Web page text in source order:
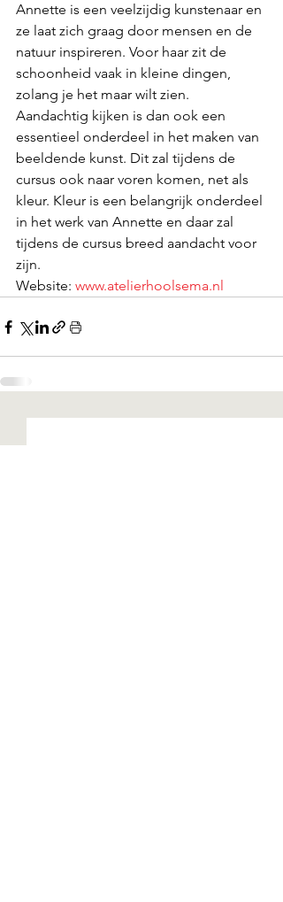
Annette is een veelzijdig kunstenaar en
ze laat zich graag door mensen en de
natuur inspireren. Voor haar zit de
schoonheid vaak in kleine dingen,
zolang je het maar wilt zien.
Aandachtig kijken is dan ook een
essentieel onderdeel in het maken van
beeldende kunst. Dit zal tijdens de
cursus ook naar voren komen, net als
kleur. Kleur is een belangrijk onderdeel
in het werk van Annette en daar zal
tijdens de cursus breed aandacht voor
zijn.
Website: www.atelierhoolsema.nl